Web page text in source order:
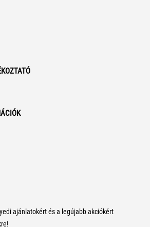
ajánlatokért és a legújabb akciókért